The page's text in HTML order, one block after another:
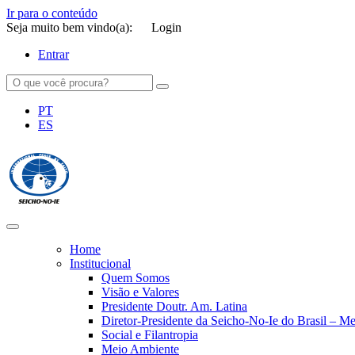
Ir para o conteúdo
Seja muito bem vindo(a):
Login
Entrar
PT
ES
Home
Institucional
Quem Somos
Visão e Valores
Presidente Doutr. Am. Latina
Diretor-Presidente da Seicho-No-Ie do Brasil –
Social e Filantropia
Meio Ambiente